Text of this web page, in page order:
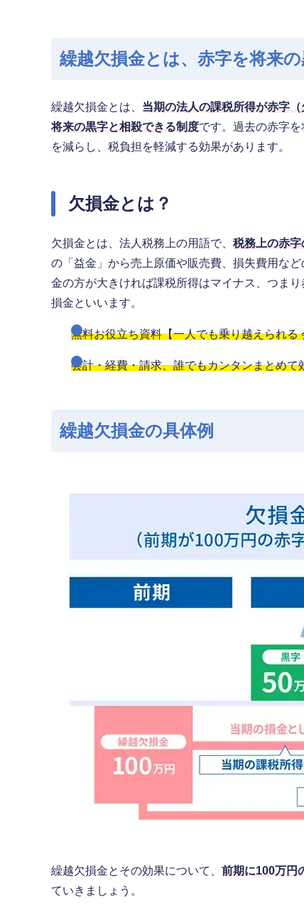
繰越欠損金とは、赤字を将来
繰越欠損金とは、 当期の法人の課税所得が赤字
将来の黒字と相殺できる制度です。過去の赤字
を減らし、税負担を軽減する効果があります。
欠損金とは？
欠損金とは、法人税務上の用語で、 税務上の赤字
の「益金」から売上原価や販売費、損失費用な
金の方が大きければ課税所得はマイナス、つま
損金といいます。
無料お役立ち資料【一人でも乗り越えられ
会計・経費・請求、誰でもカンタンまとめ
繰越欠損金の具体例
繰越欠損金とその効果について、 前期に100万円
ていきましょう。